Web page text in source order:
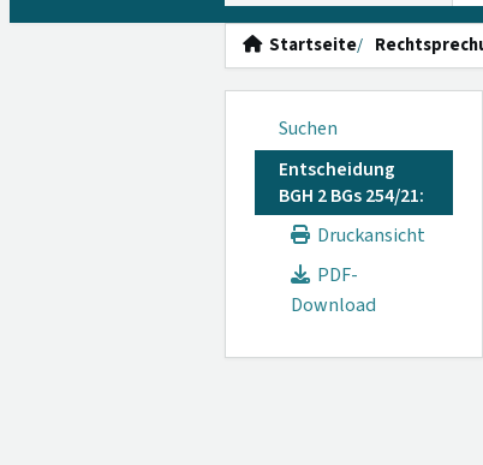
Startseite
Suchen
Entscheidung
BGH 2 BGs 254/21:
Druckansicht
PDF-
Download